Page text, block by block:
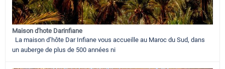
Maison d'hote Darinfiane
La maison d’hôte Dar Infiane vous accueille au Maroc du Sud, dans
un auberge de plus de 500 années ni